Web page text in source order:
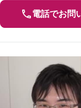
電話でお問